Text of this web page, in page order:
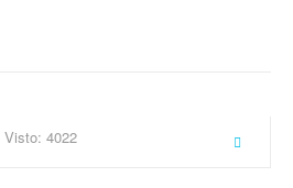
Visto: 4022